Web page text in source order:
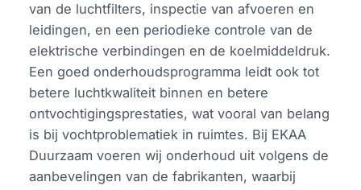
van de luchtfilters, inspectie van afvoeren en
leidingen, en een periodieke controle van de
elektrische verbindingen en de koelmiddeldruk.
Een goed onderhoudsprogramma leidt ook tot
betere luchtkwaliteit binnen en betere
ontvochtigingsprestaties, wat vooral van belang
is bij vochtproblematiek in ruimtes. Bij EKAA
Duurzaam voeren wij onderhoud uit volgens de
aanbevelingen van de fabrikanten, waarbij